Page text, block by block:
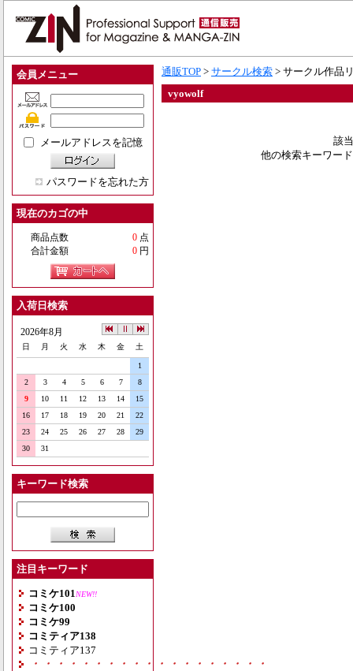
会員メニュー
メールアドレスを記憶
パスワードを忘れた方
現在のカゴの中
商品点数 0 点
合計金額
0 円
入荷日検索
2026年8月
日 月 火 水 木 金 土
1
2
3 4 5 6 7
8
9
10 11 12 13 14
15
16
17 18 19 20 21
22
23
24 25 26 27 28
29
30
31
キーワード検索
注目キーワード
コミケ101 NEW!!
コミケ100
コミケ99
コミティア138
コミティア137
・・・・・・・・・・・・・・・・・・・
通販TOP > サークル検索 > サークル作品
vyowolf
該
他の検索キーワー